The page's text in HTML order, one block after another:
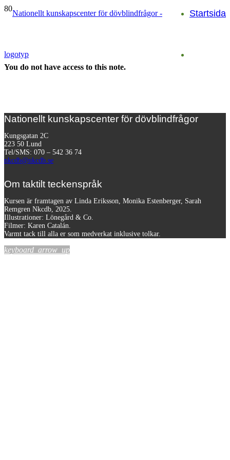
Startsida
You do not have access to this note.
Nationellt kunskapscenter för dövblindfrågor
Kungsgatan 2C
223 50 Lund
Tel/SMS: 070 – 542 36 74
nkcdb@nkcdb.se
Om taktilt teckenspråk
Kursen är framtagen av Linda Eriksson, Monika Estenberger, Sarah
Remgren Nkcdb, 2025.
Illustrationer: Lönegård & Co.
Filmer: Karen Catalán.
Varmt tack till alla er som medverkat inklusive tolkar.
keyboard_arrow_up